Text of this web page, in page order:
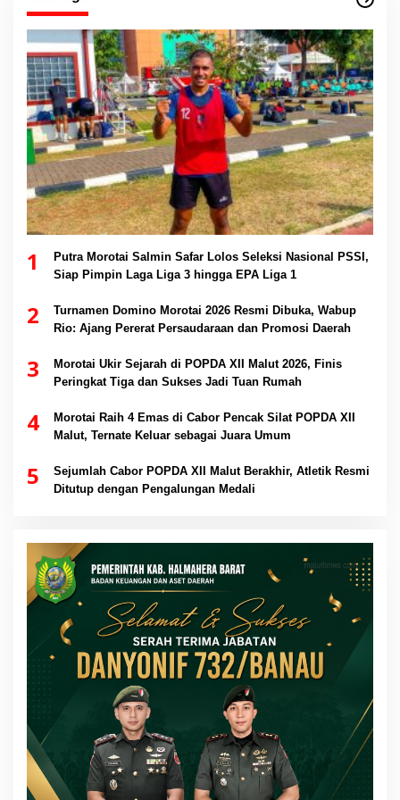
1
Putra Morotai Salmin Safar Lolos Seleksi Nasional PSSI,
Siap Pimpin Laga Liga 3 hingga EPA Liga 1
2
Turnamen Domino Morotai 2026 Resmi Dibuka, Wabup
Rio: Ajang Pererat Persaudaraan dan Promosi Daerah
3
Morotai Ukir Sejarah di POPDA XII Malut 2026, Finis
Peringkat Tiga dan Sukses Jadi Tuan Rumah
4
Morotai Raih 4 Emas di Cabor Pencak Silat POPDA XII
Malut, Ternate Keluar sebagai Juara Umum
5
Sejumlah Cabor POPDA XII Malut Berakhir, Atletik Resmi
Ditutup dengan Pengalungan Medali